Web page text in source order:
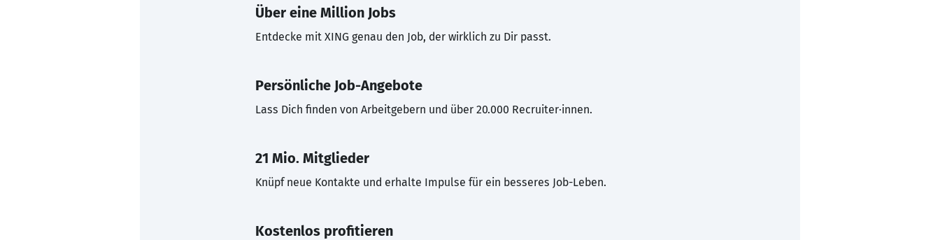
Über eine Million Jobs
Entdecke mit XING genau den Job, der wirklich zu Dir passt.
Persönliche Job-Angebote
Lass Dich finden von Arbeitgebern und über 20.000 Recruiter·innen.
21 Mio. Mitglieder
Knüpf neue Kontakte und erhalte Impulse für ein besseres Job-Leben.
Kostenlos profitieren